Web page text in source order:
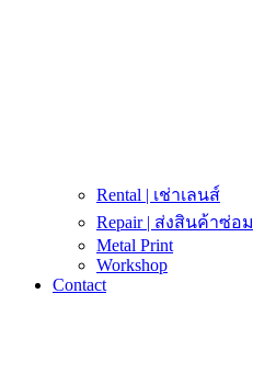
Rental | เช่าเลนส์
Repair | ส่งสินค้าซ่อม
Metal Print
Workshop
Contact